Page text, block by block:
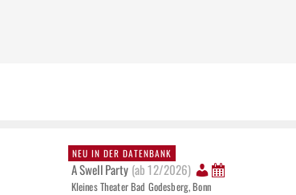
NEU IN DER DATENBANK
A Swell Party (ab 12/2026)
Kleines Theater Bad Godesberg, Bonn